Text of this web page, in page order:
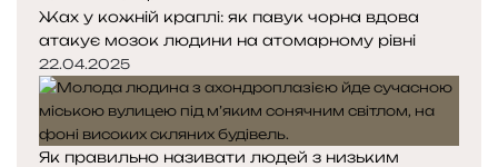
Жах у кожній краплі: як павук чорна вдова
атакує мозок людини на атомарному рівні
22.04.2025
Як правильно називати людей з низьким